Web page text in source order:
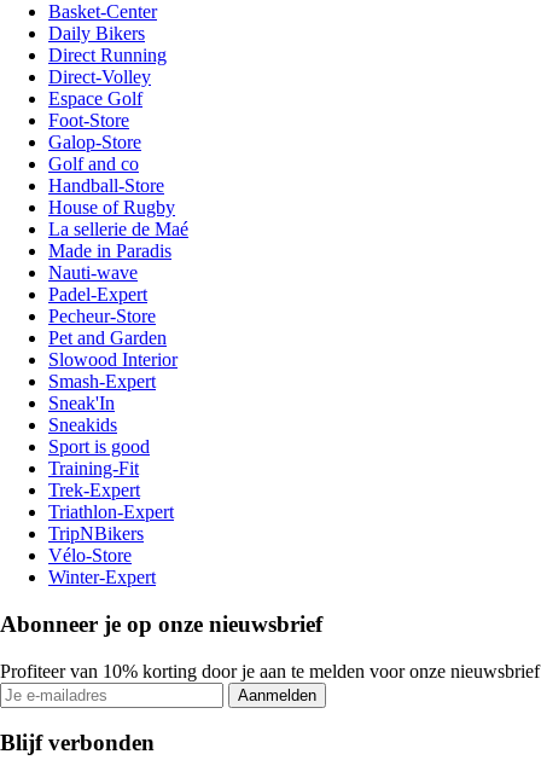
Basket-Center
Daily Bikers
Direct Running
Direct-Volley
Espace Golf
Foot-Store
Galop-Store
Golf and co
Handball-Store
House of Rugby
La sellerie de Maé
Made in Paradis
Nauti-wave
Padel-Expert
Pecheur-Store
Pet and Garden
Slowood Interior
Smash-Expert
Sneak'In
Sneakids
Sport is good
Training-Fit
Trek-Expert
Triathlon-Expert
TripNBikers
Vélo-Store
Winter-Expert
Abonneer je op onze nieuwsbrief
Profiteer van 10% korting door je aan te melden voor onze nieuwsbrief
Aanmelden
Blijf verbonden